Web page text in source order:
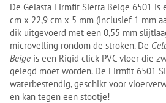
De Gelasta Firmfit Sierra Beige 6501 is
cm x 22,9 cm x 5 mm (inclusief 1 mm
dik uitgevoerd met een 0,55 mm
microvelling rondom de stroken. De
Beige is een Rigid click PVC vloer die
gelegd moet worden. De Firmfit 6501
waterbestendig, geschikt voor
en kan tegen een stootje!